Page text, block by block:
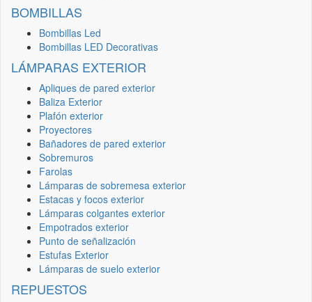
BOMBILLAS
Bombillas Led
Bombillas LED Decorativas
LÁMPARAS EXTERIOR
Apliques de pared exterior
Baliza Exterior
Plafón exterior
Proyectores
Bañadores de pared exterior
Sobremuros
Farolas
Lámparas de sobremesa exterior
Estacas y focos exterior
Lámparas colgantes exterior
Empotrados exterior
Punto de señalización
Estufas Exterior
Lámparas de suelo exterior
REPUESTOS